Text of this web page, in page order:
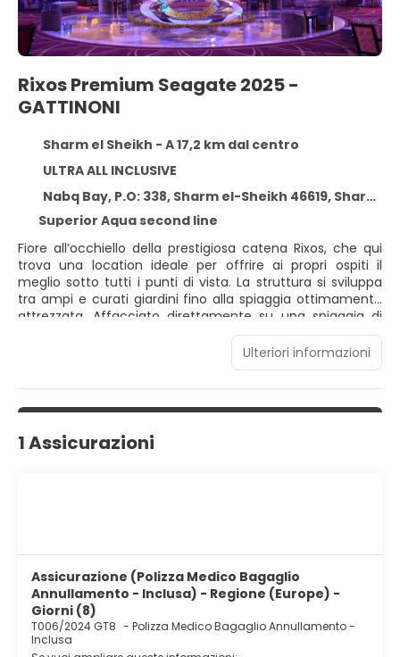
Rixos Premium Seagate 2025 -
GATTINONI
Sharm el Sheikh - A 17,2 km dal centro
ULTRA ALL INCLUSIVE
Nabq Bay, P.O: 338, Sharm el-Sheikh 46619, Sharm el Sheikh 46619
Superior Aqua second line
Fiore all’occhiello della prestigiosa catena Rixos, che qui
trova una location ideale per offrire ai propri ospiti il
meglio sotto tutti i punti di vista. La struttura si sviluppa
tra ampi e curati giardini fino alla spiaggia ottimamente
attrezzata. Affacciato direttamente su una spiaggia di
sabbia fine; la piattaforma corallina si estende fino alla
riva e l’accesso in mare è garantito da un lungo pontile di
circa 800 m. Le camere, tutte elegantemente arredate,
sono dotate di aria condizionata, telefono, connessione
sicurezza, accappatoio, asciugacapelli, balcone o
terrazza. L’hotel offre inoltre 7 piscine all’aperto e una al
coperto, ristorante principale Turquoise a buffet, vari
Ulteriori informazioni
1 Assicurazioni
Assicurazione (Polizza Medico Bagaglio
Annullamento - Inclusa) - Regione (Europe) -
Giorni (8)
T006/2024 GT8 - Polizza Medico Bagaglio Annullamento -
Inclusa